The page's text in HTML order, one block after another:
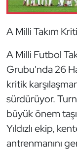
A Milli Takım
A Milli Futbol
Grubu'nda 26
kritik
sürdürüyor.
büyük önem
Yıldızlı ekip,
antrenmanını
E-Spor
Eskrim
Futbol
Futsal
Genel
Golf